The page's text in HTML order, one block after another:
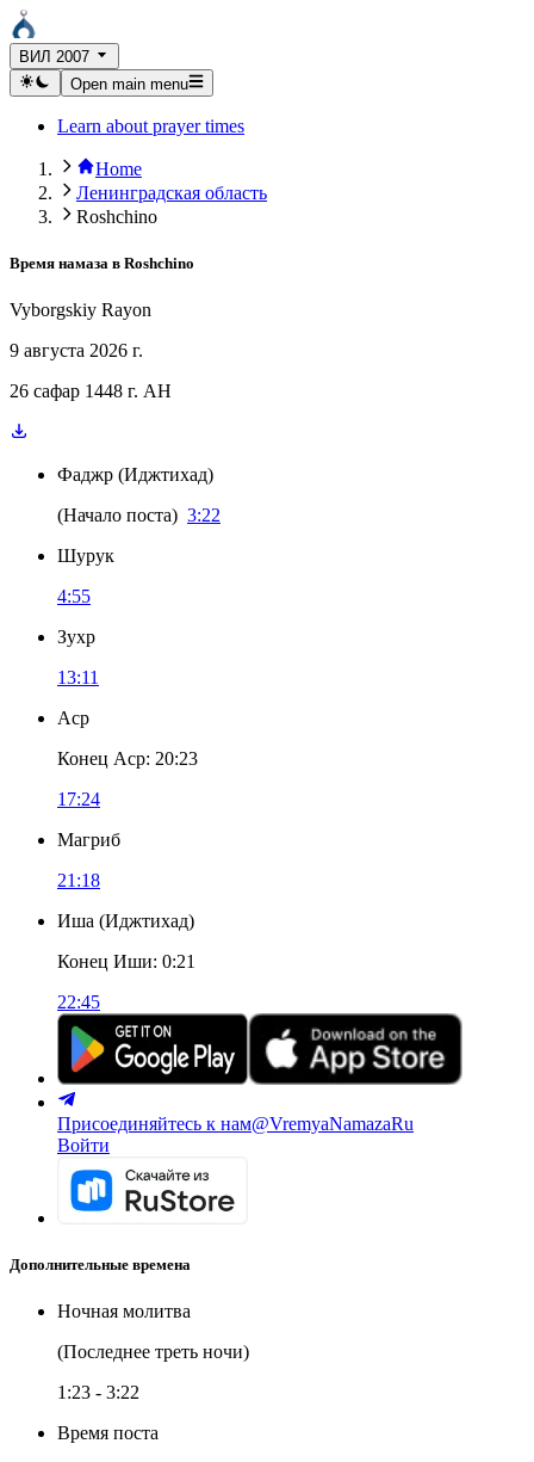
ВИЛ 2007
Open main menu
Learn about prayer times
Home
Ленинградская область
Roshchino
Время намаза в Roshchino
Vyborgskiy Rayon
9 августа 2026 г.
26 сафар 1448 г. AH
Фаджр (Иджтихад)
(Начало поста) 3:22
Шурук
4:55
Зухр
13:11
Аср
Конец Аср: 20:23
17:24
Магриб
21:18
Иша (Иджтихад)
Конец Иши: 0:21
22:45
Присоединяйтесь к нам@VremyaNamazaRu
Войти
Дополнительные времена
Ночная молитва
(Последнее треть ночи)
1:23 - 3:22
Время поста